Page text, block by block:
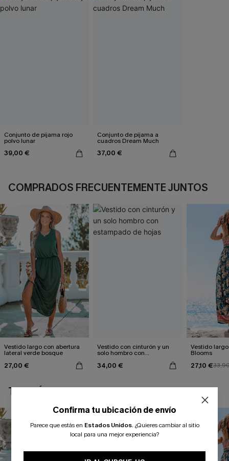
Conjunto de pijama rojo
polvo lunar
39,00 €
Conjunto de pijama a
cuadros Dream Much
37,00 €
COMPRADOS FRECUENTEMENTE JUNTOS
Vestido largo con abertura
lateral verde bosque
27,00 €
Vestido con cinturón y un
solo hombro con
34,00 €
Vestido
Blooms
27,10 €
TAMBIÉN TE PUEDE GUSTAR
Confirma tu ubicación de envío
Parece que estás en Estados Unidos. ¿Quieres cambiar al sitio
local para una mejor experiencia?